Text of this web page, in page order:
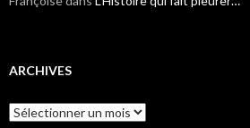
ARCHIVES
Archives